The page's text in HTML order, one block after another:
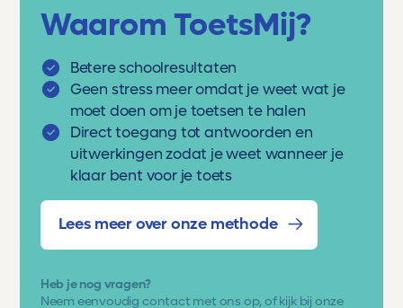
Waarom ToetsMij?
Betere schoolresultaten
Geen stress meer omdat je weet wat je
moet doen om je toetsen te halen
Direct toegang tot antwoorden en
uitwerkingen zodat je weet wanneer je
klaar bent voor je toets
Lees meer over onze methode
Heb je nog vragen?
Neem eenvoudig contact met ons op, of kijk bij onze